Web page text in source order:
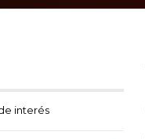
interés